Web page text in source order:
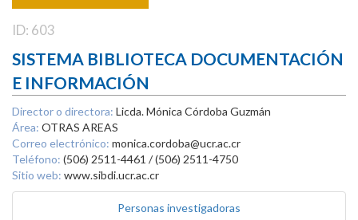
ID: 603
SISTEMA BIBLIOTECA DOCUMENTACIÓN
E INFORMACIÓN
Director o directora: Licda. Mónica Córdoba Guzmán
Área: OTRAS AREAS
Correo electrónico: monica.cordoba@ucr.ac.cr
Teléfono: (506) 2511-4461 / (506) 2511-4750
Sitio web: www.sibdi.ucr.ac.cr
Personas investigadoras